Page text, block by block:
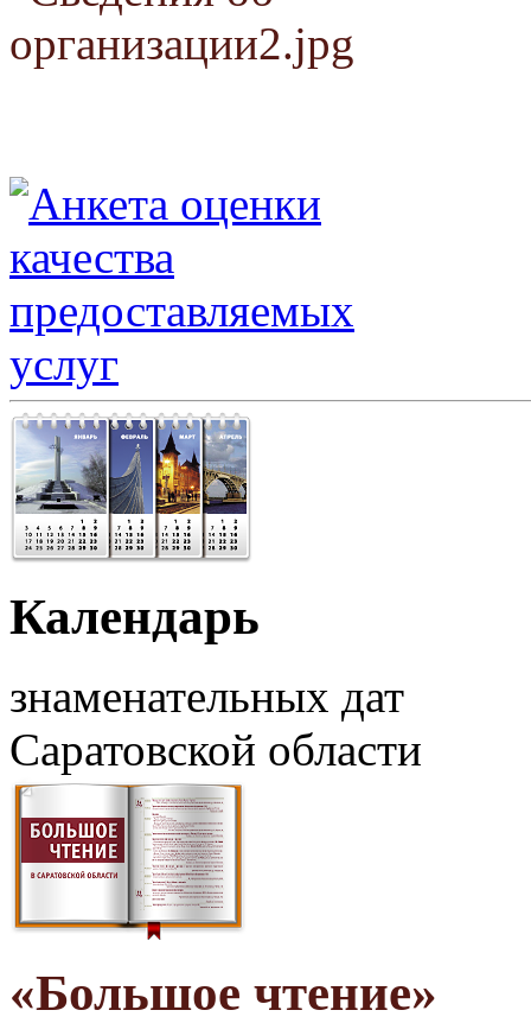
Календарь
знаменательных дат
Саратовской области
«Большое чтение»